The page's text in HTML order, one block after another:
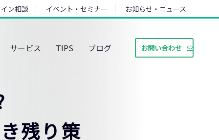
ン相談 イベント・セミナー お知らせ・ニュース
サービス TIPS ブログ お問い合わせ
残り策